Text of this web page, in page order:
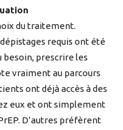
du traitement.
requis ont été
prescrire les
vraiment au parcours
ont déjà accès à des
eux et ont simplement
D’autres préfèrent